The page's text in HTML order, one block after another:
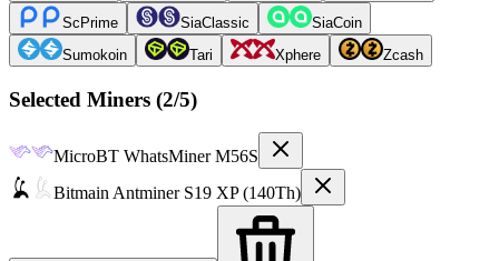
ScPrime
SiaClassic
SiaCoin
Sumokoin
Tari Xphere Zcash
Selected Miners (2/5)
MicroBT WhatsMiner M56S
Bitmain Antminer S19 XP (140Th)